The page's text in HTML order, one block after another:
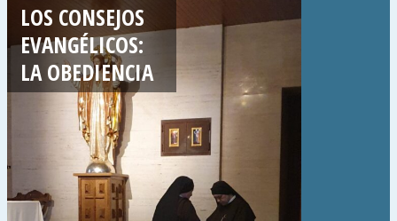
LOS CONSEJOS
EVANGÉLICOS:
LA OBEDIENCIA